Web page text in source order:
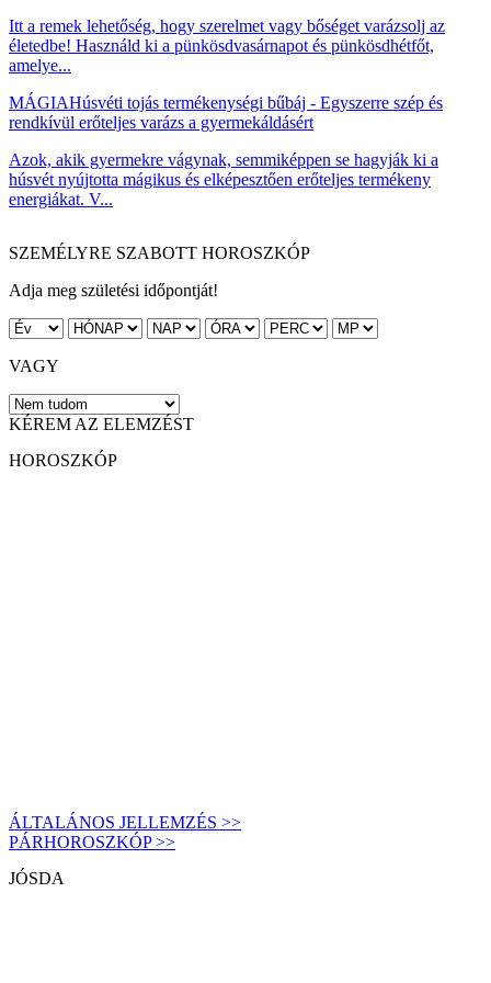
Itt a remek lehetőség, hogy szerelmet vagy bőséget varázsolj az
életedbe! Használd ki a pünkösdvasárnapot és pünkösdhétfőt,
amelye...
MÁGIAHúsvéti tojás termékenységi bűbáj - Egyszerre szép és
rendkívül erőteljes varázs a gyermekáldásért
Azok, akik gyermekre vágynak, semmiképpen se hagyják ki a
húsvét nyújtotta mágikus és elképesztően erőteljes termékeny
energiákat. V...
SZEMÉLYRE SZABOTT HOROSZKÓP
Adja meg születési időpontját!
VAGY
KÉREM AZ ELEMZÉST
HOROSZKÓP
ÁLTALÁNOS JELLEMZÉS >>
PÁRHOROSZKÓP >>
JÓSDA